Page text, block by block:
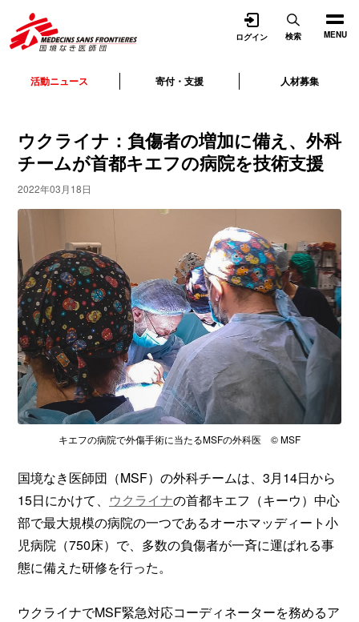
MENU
活動ニュース 寄付・支援 人材募集
ログイン 検索
ウクライナ：負傷者の増加に備え、外科
チームが首都キエフの病院を技術支援
2022年03月18日
キエフの病院で外傷手術に当たるMSFの外科医 © MSF
国境なき医師団（MSF）の外科チームは、3月14日から
15日にかけて、 ウクライナの首都キエフ（キーウ）中心
部で最大規模の病院の一つであるオーホマッディート小
児病院（750床）で、多数の負傷者が一斉に運ばれる事
態に備えた研修を行った。
ウクライナでMSF緊急対応コーディネーターを務めるア